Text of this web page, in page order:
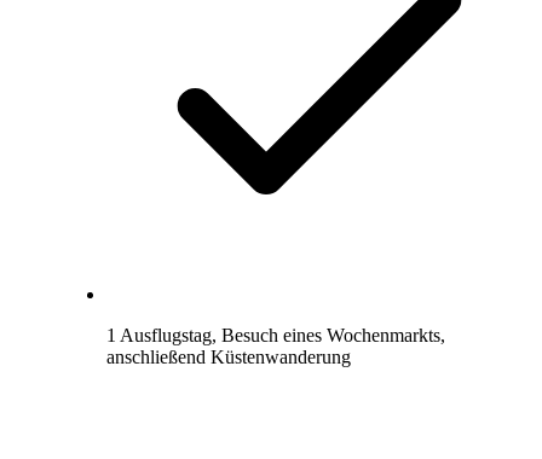
1 Ausflugstag, Besuch eines Wochenmarkts,
anschließend Küstenwanderung